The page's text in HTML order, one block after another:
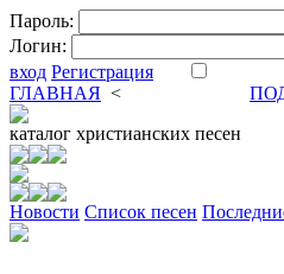
Пароль:
Логин:
вход Регистрация
ГЛАВНАЯ <
каталог христианских песен
Новости Cписок песен